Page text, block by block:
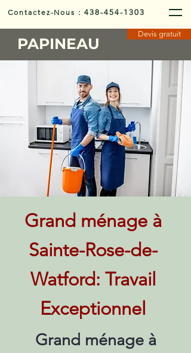
Contactez-Nous :438-454-1303
PAPINEAU
Devis gratuit
Grand ménage à
Sainte-Rose-de-
Watford: Travail
Exceptionnel
Grand ménage à